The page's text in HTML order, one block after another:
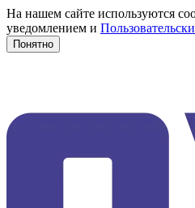
На нашем сайте используются
уведомлением и
Понятно